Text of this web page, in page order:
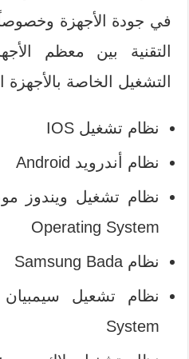
في جودة الأجهزة
التقنية بين معظم
التشغيل الخاصة بالأجهزة
نظام تشغيل IOS
نظام أندرويد Android
Operating System
نظام Samsung Bada
System